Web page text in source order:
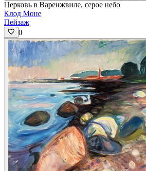
Церковь в Варенжвиле, серое небо
Клод Моне
Пейзаж
0